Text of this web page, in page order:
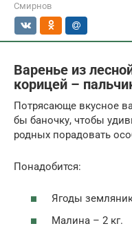
Смирнов
Варенье из
корицей –
Потрясающе вкусное
бы баночку, чтобы
родных порадовать
Понадобится:
Ягоды
Малина – 2 кг.